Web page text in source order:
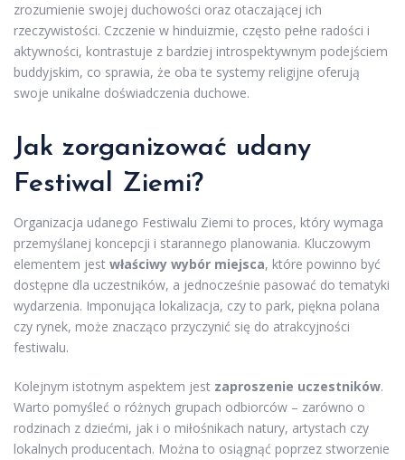
zrozumienie swojej duchowości oraz otaczającej ich
rzeczywistości. Czczenie w hinduizmie, często pełne radości i
aktywności, kontrastuje z bardziej introspektywnym podejściem
buddyjskim, co sprawia, że oba te systemy religijne oferują
swoje unikalne doświadczenia duchowe.
Jak zorganizować udany
Festiwal Ziemi?
Organizacja udanego Festiwalu Ziemi to proces, który wymaga
przemyślanej koncepcji i starannego planowania. Kluczowym
elementem jest właściwy wybór miejsca, które powinno być
dostępne dla uczestników, a jednocześnie pasować do tematyki
wydarzenia. Imponująca lokalizacja, czy to park, piękna polana
czy rynek, może znacząco przyczynić się do atrakcyjności
festiwalu.
Kolejnym istotnym aspektem jest zaproszenie uczestników.
Warto pomyśleć o różnych grupach odbiorców – zarówno o
rodzinach z dziećmi, jak i o miłośnikach natury, artystach czy
lokalnych producentach. Można to osiągnąć poprzez stworzenie